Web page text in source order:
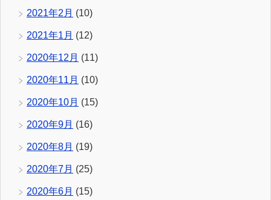
2021年2月 (10)
2021年1月 (12)
2020年12月 (11)
2020年11月 (10)
2020年10月 (15)
2020年9月 (16)
2020年8月 (19)
2020年7月 (25)
2020年6月 (15)